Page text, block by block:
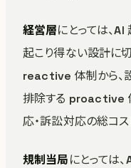
経営層にとっては、
起こり得ない設計に
reactive 体制から、
排除する proactive
応・訴訟対応の総コス
規制当局にとっては